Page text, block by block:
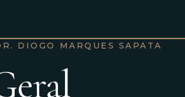
DIOGO MARQUES SAPATA